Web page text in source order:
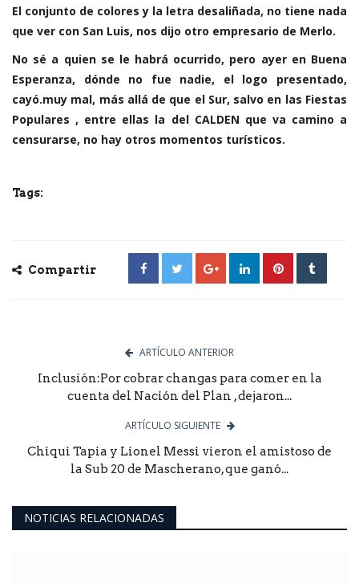
El conjunto de colores y la letra desaliñada, no tiene nada
que ver con San Luis, nos dijo otro empresario de Merlo.
No sé a quien se le habrá ocurrido, pero ayer en Buena
Esperanza, dónde no fue nadie, el logo presentado,
cayó.muy mal, más allá de que el Sur, salvo en las Fiestas
Populares , entre ellas la del CALDEN que va camino a
censurarse, no hay otros momentos turísticos.
Tags:
Compartir
ARTÍCULO ANTERIOR
Inclusión:Por cobrar changas para comer en la
cuenta del Nación del Plan , dejaron...
ARTÍCULO SIGUIENTE
Chiqui Tapia y Lionel Messi vieron el amistoso de
la Sub 20 de Mascherano, que ganó...
NOTICIAS RELACIONADAS